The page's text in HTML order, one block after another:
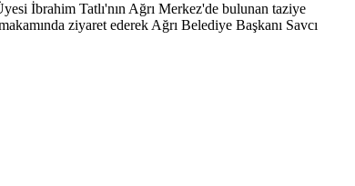
İbrahim Tatlı'nın Ağrı Merkez'de bulunan taziye
ziyaret ederek Ağrı Belediye Başkanı Savcı